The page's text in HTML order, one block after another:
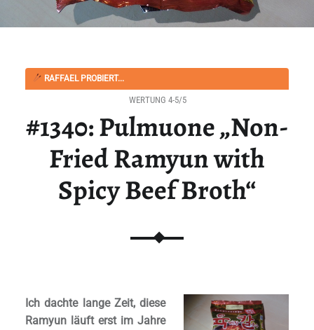
RAFFAEL PROBIERT...
#1340: Pulmuone „Non-
Fried Ramyun with
Spicy Beef Broth“
WERTUNG 4-5/5
Ich dachte lange Zeit, diese
Ramyun läuft erst im Jahre